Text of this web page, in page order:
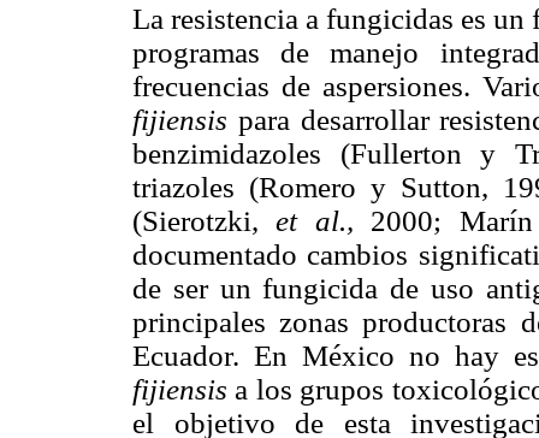
La resistencia a fungicidas es
programas de manejo
frecuencias de aspersiones.
fijiensis para desarrollar
benzimidazoles (Fullerton y
triazoles (Romero y Sutton,
(Sierotzki,et al., 2000;
documentado cambios
de ser un fungicida de uso
principales zonas productoras
Ecuador. En México no hay
fijiensis a los grupos
el objetivo de esta